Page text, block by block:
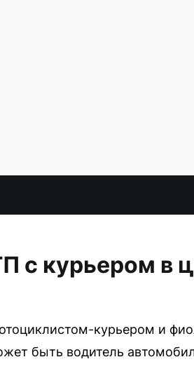
с курьером в
курьером и
быть водитель